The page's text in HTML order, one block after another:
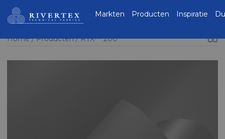
Home Producten RTX™ 200
Rivertex Technical
Fabrics Group
Markten Producten Inspiratie